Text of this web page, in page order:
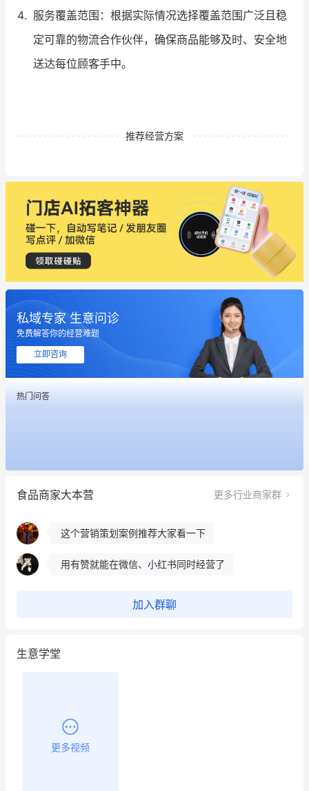
服务覆盖范围：根据实际情况选择覆盖范围广泛且稳
定可靠的物流合作伙伴，确保商品能够及时、安全地
送达每位顾客手中。
推荐经营方案
私域专家 生意问诊
免费解答你的经营难题
立即咨询
热门问答
食品商家大本营 更多行业商家群
这个营销策划案例推荐大家看一下
昨晚的直播课程太好啦❤️
冰墩墩货源充足需要的联系我
这个营销策划案例推荐大家看一下
用有赞就能在微信、小红书同时经营了
加入群聊
生意学堂
更多视频